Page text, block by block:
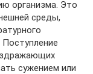
организма. Это
среды,
сужением или